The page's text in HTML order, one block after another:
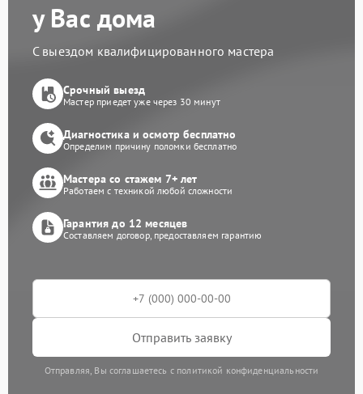
у Вас дома
С выездом квалифицированного мастера
Срочный выезд
Мастер приедет уже через 30 минут
Диагностика и осмотр бесплатно
Определим причину поломки бесплатно
Мастера со стажем 7+ лет
Работаем с техникой любой сложности
Гарантия до 12 месяцев
Составляем договор, предоставляем гарантию
Отправить заявку
Отправляя, Вы соглашаетесь с политикой конфиденциальности